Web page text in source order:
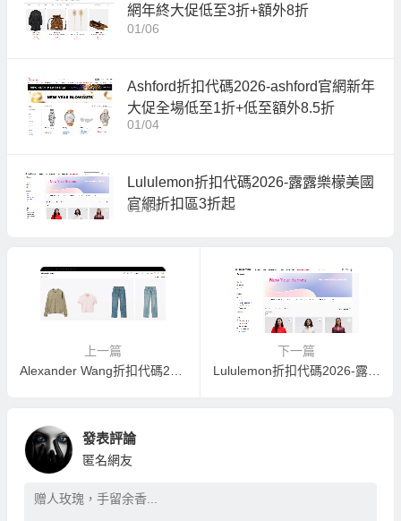
網年終大促低至3折+額外8折
01/06
Ashford折扣代碼2026-ashford官網新年
大促全場低至1折+低至額外8.5折
01/04
Lululemon折扣代碼2026-露露樂檬美國
官網折扣區3折起
01/04
上一篇
下一篇
Lululemon折扣代碼2026-露露樂檬美國官網折扣區3折起
發表評論
匿名網友